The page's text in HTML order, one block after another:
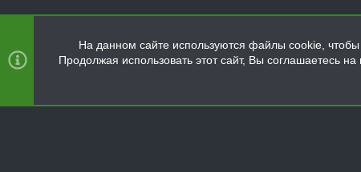
На данном сайте используются файлы cookie, чтобы
Продолжая использовать этот сайт, Вы соглашаетесь